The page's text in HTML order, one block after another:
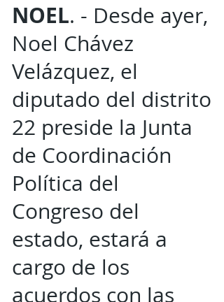
NOEL. - Desde ayer,
Noel Chávez
Velázquez, el
diputado del distrito
22 preside la Junta
de Coordinación
Política del
Congreso del
estado, estará a
cargo de los
acuerdos con las